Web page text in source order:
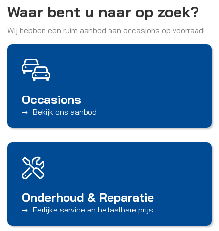
Waar bent u naar op zoek?
Wij hebben een ruim aanbod aan occasions op voorraad!
Occasions
Bekijk ons aanbod
Onderhoud & Reparatie
Eerlijke service en betaalbare prijs